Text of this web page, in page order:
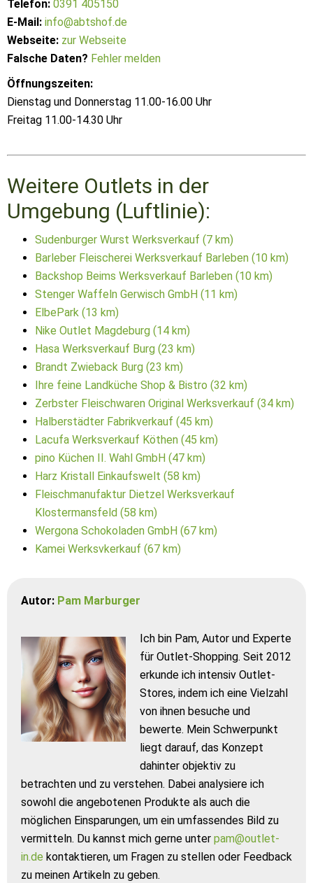
Telefon: 0391 405150
E-Mail: info@abtshof.de
Webseite: zur Webseite
Falsche Daten? Fehler melden
Öffnungszeiten:
Dienstag und Donnerstag 11.00-16.00 Uhr
Freitag 11.00-14.30 Uhr
Weitere Outlets in der
Umgebung (Luftlinie):
Sudenburger Wurst Werksverkauf (7 km)
Barleber Fleischerei Werksverkauf Barleben (10 km)
Backshop Beims Werksverkauf Barleben (10 km)
Stenger Waffeln Gerwisch GmbH (11 km)
ElbePark (13 km)
Nike Outlet Magdeburg (14 km)
Hasa Werksverkauf Burg (23 km)
Brandt Zwieback Burg (23 km)
Ihre feine Landküche Shop & Bistro (32 km)
Zerbster Fleischwaren Original Werksverkauf (34 km)
Halberstädter Fabrikverkauf (45 km)
Lacufa Werksverkauf Köthen (45 km)
pino Küchen II. Wahl GmbH (47 km)
Harz Kristall Einkaufswelt (58 km)
Fleischmanufaktur Dietzel Werksverkauf
Klostermansfeld (58 km)
Wergona Schokoladen GmbH (67 km)
Kamei Werksvkerkauf (67 km)
Autor: Pam Marburger
Ich bin Pam, Autor und Experte
für Outlet-Shopping. Seit 2012
erkunde ich intensiv Outlet-
Stores, indem ich eine Vielzahl
von ihnen besuche und
bewerte. Mein Schwerpunkt
liegt darauf, das Konzept
dahinter objektiv zu
betrachten und zu verstehen. Dabei analysiere ich
sowohl die angebotenen Produkte als auch die
möglichen Einsparungen, um ein umfassendes Bild zu
vermitteln. Du kannst mich gerne unter pam@outlet-
in.de kontaktieren, um Fragen zu stellen oder Feedback
zu meinen Artikeln zu geben.